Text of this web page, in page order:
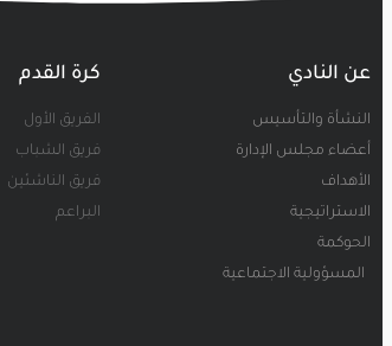
عن النادي
النشأة والتأسيس
أعضاء مجلس الإدارة
الأهداف
الاستراتيجية
الحوكمة
المسؤولية الاجتماعية
كرة القدم
الفريق الأول
فريق الشباب
فريق الناشئين
البراعم